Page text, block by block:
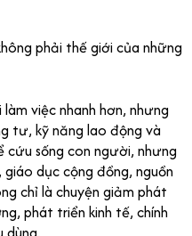
phải thế giới của những
việc nhanh hơn, nhưng
tư, kỹ năng lao động và
sống con người, nhưng
dục cộng đồng, nguồn
chỉ là chuyện giảm phát
phát triển kinh tế, chính